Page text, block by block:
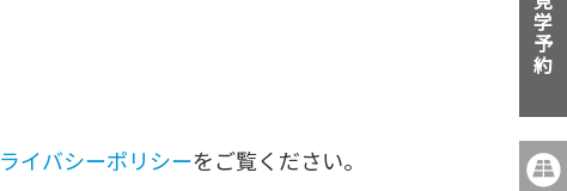
イバシーポリシーをご覧ください。
学
予
約